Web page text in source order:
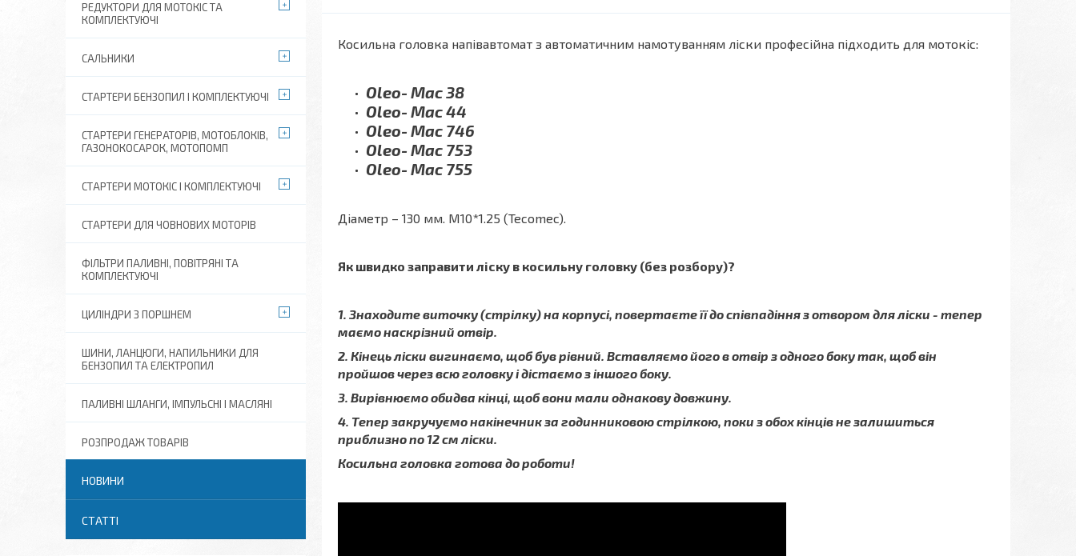
Косильна головка напівавтомат з автоматичним намотуванням ліски професійна підходить для мотокіс:
Oleo- Mac 38
Oleo- Mac 44
Oleo- Mac 746
Oleo- Mac 753
Oleo- Mac 755
Діаметр – 130 мм. M10*1.25 (Tecomec).
Як швидко заправити ліску в косильну головку (без розбору)?
1. Знаходите виточку (стрілку) на корпусі, повертаєте її до співпадіння з отвором для ліски - тепер
маємо наскрізний отвір.
2. Кінець ліски вигинаємо, щоб був рівний. Вставляємо його в отвір з одного боку так, щоб він
пройшов через всю головку і дістаємо з іншого боку.
3. Вирівнюємо обидва кінці, щоб вони мали однакову довжину.
4. Тепер закручуємо накінечник за годинниковою стрілкою, поки з обох кінців не залишиться
приблизно по 12 см ліски.
Косильна головка готова до роботи!
РЕДУКТОРИ ДЛЯ МОТОКІС ТА
КОМПЛЕКТУЮЧІ
САЛЬНИКИ
СТАРТЕРИ БЕНЗОПИЛ І КОМПЛЕКТУЮЧІ
СТАРТЕРИ ГЕНЕРАТОРІВ, МОТОБЛОКІВ,
ГАЗОНОКОСАРОК, МОТОПОМП
СТАРТЕРИ МОТОКІС І КОМПЛЕКТУЮЧІ
СТАРТЕРИ ДЛЯ ЧОВНОВИХ МОТОРІВ
ФІЛЬТРИ ПАЛИВНІ, ПОВІТРЯНІ ТА
КОМПЛЕКТУЮЧІ
ЦИЛІНДРИ З ПОРШНЕМ
ШИНИ, ЛАНЦЮГИ, НАПИЛЬНИКИ ДЛЯ
БЕНЗОПИЛ ТА ЕЛЕКТРОПИЛ
ПАЛИВНІ ШЛАНГИ, ІМПУЛЬСНІ І МАСЛЯНІ
РОЗПРОДАЖ ТОВАРІВ
НОВИНИ
СТАТТІ